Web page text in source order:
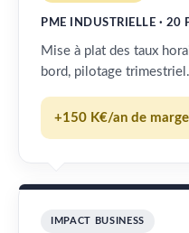
PME INDUSTRIELLE · 20
Mise à plat des taux
bord, pilotage trimestriel.
+150 K€/an de
IMPACT BUSINESS